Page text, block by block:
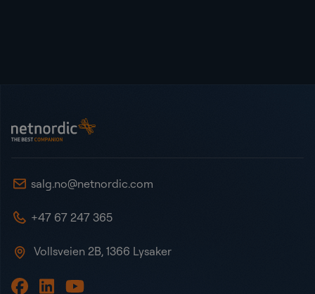
NetNordic Norway
salg.no@netnordic.com
+47 67 247 365
Vollsveien 2B, 1366 Lysaker